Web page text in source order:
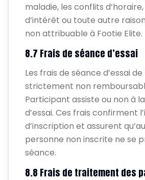
maladie, les conflits
d’intérêt ou toute autre
non attribuable à Footie Elite.
8.7 Frais de séance d’essai
Les frais de séance d’essai
strictement non
Participant assiste ou non à
d’essai. Ces frais confirment
d’inscription et assurent
personne non inscrite ne se
séance.
8.8 Frais de traitement des